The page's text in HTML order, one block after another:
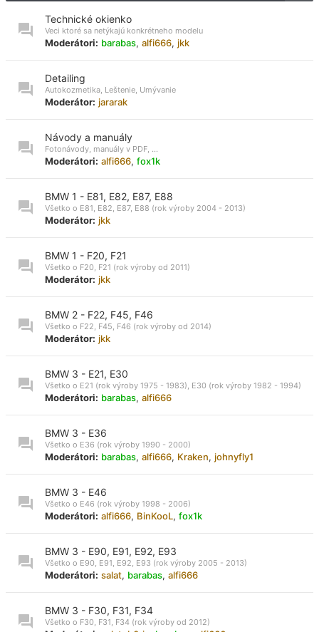
Technické okienko
Veci ktoré sa netýkajú konkrétneho modelu
Moderátori: barabas, alfi666, jkk
Detailing
Autokozmetika, Leštenie, Umývanie
Moderátor: jararak
Návody a manuály
Fotonávody, manuály v PDF, ...
Moderátori: alfi666, fox1k
BMW 1 - E81, E82, E87, E88
Všetko o E81, E82, E87, E88 (rok výroby 2004 - 2013)
Moderátor: jkk
BMW 1 - F20, F21
Všetko o F20, F21 (rok výroby od 2011)
Moderátor: jkk
BMW 2 - F22, F45, F46
Všetko o F22, F45, F46 (rok výroby od 2014)
Moderátor: jkk
BMW 3 - E21, E30
Všetko o E21 (rok výroby 1975 - 1983), E30 (rok výroby 1982 - 1994)
Moderátori: barabas, alfi666
BMW 3 - E36
Všetko o E36 (rok výroby 1990 - 2000)
Moderátori: barabas, alfi666, Kraken, johnyfly1
BMW 3 - E46
Všetko o E46 (rok výroby 1998 - 2006)
Moderátori: alfi666, BinKooL, fox1k
BMW 3 - E90, E91, E92, E93
Všetko o E90, E91, E92, E93 (rok výroby 2005 - 2013)
Moderátori: salat, barabas, alfi666
BMW 3 - F30, F31, F34
Všetko o F30, F31, F34 (rok výroby od 2012)